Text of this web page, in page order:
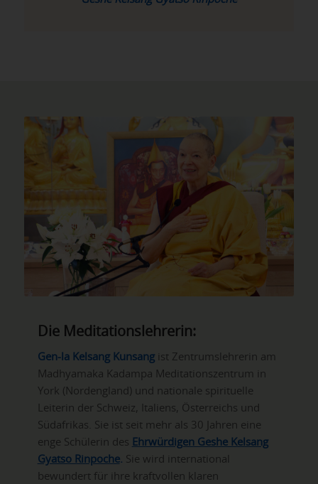
Die Meditationslehrerin:
Gen-la Kelsang Kunsang ist Zentrumslehrerin am
Madhyamaka Kadampa Meditationszentrum in
York (Nordengland) und nationale spirituelle
Leiterin der Schweiz, Italiens, Österreichs und
Südafrikas. Sie ist seit mehr als 30 Jahren eine
enge Schülerin des Ehrwürdigen Geshe Kelsang
Gyatso Rinpoche. Sie wird international
bewundert für ihre kraftvollen klaren